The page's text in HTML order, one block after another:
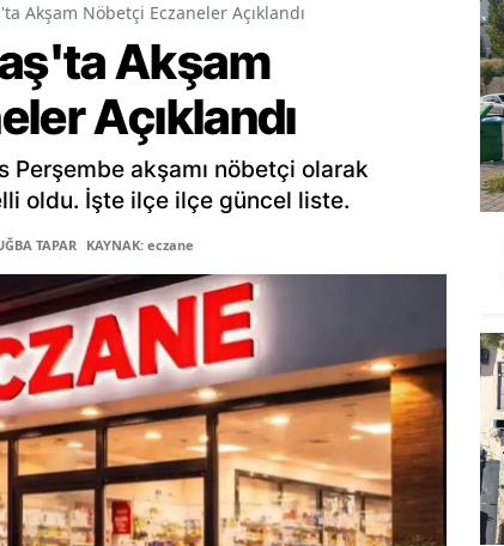
Akşam Nöbetçi Eczaneler Açıklandı
Akşam
Açıklandı
akşamı nöbetçi olarak
oldu. İşte ilçe ilçe güncel liste.
TAPAR KAYNAK: eczane